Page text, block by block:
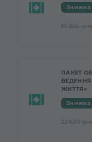
Знижка
16 230 грн
ПАКЕТ
ЖИТТЯ»
Знижка
22 620 грн